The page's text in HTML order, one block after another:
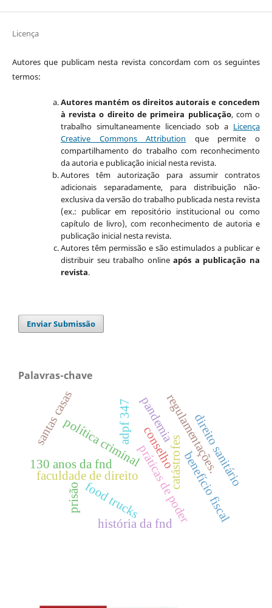
Licença
Autores que publicam nesta revista concordam com os seguintes
termos:
Autores mantém os direitos autorais e concedem
à revista o direito de primeira publicação, com o
trabalho simultaneamente licenciado sob a Licença
Creative Commons Attribution que permite o
compartilhamento do trabalho com reconhecimento
da autoria e publicação inicial nesta revista.
Autores têm autorização para assumir contratos
adicionais separadamente, para distribuição não-
exclusiva da versão do trabalho publicada nesta revista
(ex.: publicar em repositório institucional ou como
capítulo de livro), com reconhecimento de autoria e
publicação inicial nesta revista.
Autores têm permissão e são estimulados a publicar e
distribuir seu trabalho onlineapós a publicação na
revista.
Enviar Submissão
Palavras-chave
food trucks
política criminal
faculdade de direito regulamentações.
práticas de poder
catástrofes
conselho
história da fnd
130 anos da fnd benefício fiscal
adpf 347
prisão
direito sanitário
pandemia
santas casas